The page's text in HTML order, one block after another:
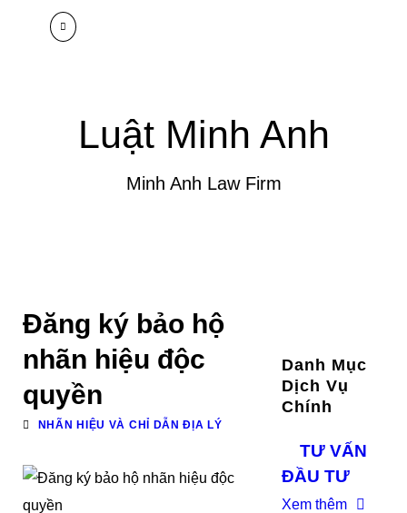
Luật Minh Anh
Minh Anh Law Firm
Đăng ký bảo hộ
nhãn hiệu độc
quyền
NHÃN HIỆU VÀ CHỈ DẪN ĐỊA LÝ
Danh Mục
Dịch Vụ
Chính
TƯ VẤN
ĐẦU TƯ
Xem thêm